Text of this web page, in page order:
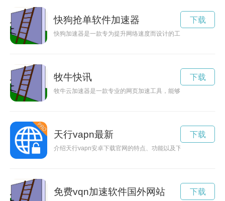
快狗抢单软件加速器
快狗加速器是一款专为提升网络速度而设计的工具，在保障网
下载
牧牛快讯
牧牛云加速器是一款专业的网页加速工具，能够提高网页加载
下载
天行vapn最新
介绍天行vapn安卓下载官网的特点、功能以及下载方式，帮助
下载
免费vqn加速软件国外网站 下载